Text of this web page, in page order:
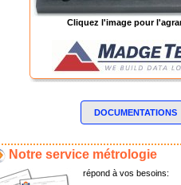
Cliquez l'image pour
DOCUMENTATIONS
Notre service métrologie
répond à vos besoins: